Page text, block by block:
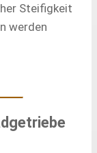
Steifigkeit
werden